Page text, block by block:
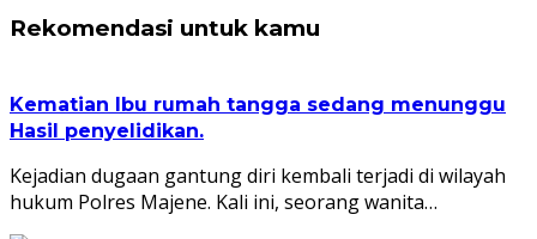
Rekomendasi untuk kamu
Kematian Ibu rumah tangga sedang menunggu
Hasil penyelidikan.
Kejadian dugaan gantung diri kembali terjadi di wilayah
hukum Polres Majene. Kali ini, seorang wanita…